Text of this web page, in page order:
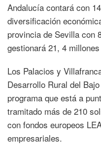
Andalucía contará con
diversificación
provincia de Sevilla con
gestionará 21, 4
Los Palacios y
Desarrollo Rural del
programa que está a
tramitado más de 210
con fondos europeos
empresariales.